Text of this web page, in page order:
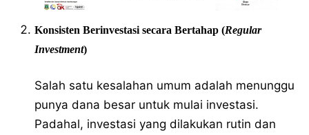
Konsisten Berinvestasi secara Bertahap (Regular
Investment)
Salah satu kesalahan umum adalah menunggu
punya dana besar untuk mulai investasi.
Padahal, investasi yang dilakukan rutin dan